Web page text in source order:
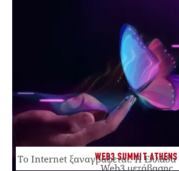
WEB3 SUMMIT ATHENS
Το Internet ξαναγράφεται. Η Ελλάδα
Web3 μετάβασης